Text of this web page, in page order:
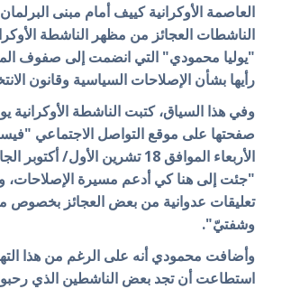
العاصمة الأوكرانية كييف أمام مبنى
الناشطات العجائز من مظهر الناشطة
"يوليا محمودي" التي انضمت إلى صفوف
رأيها بشأن الإصلاحات السياسية وقانون
وفي هذا السياق، كتبت الناشطة الأوكرانية
صفحتها على موقع التواصل الاجتماعي
الأربعاء الموافق 18 تشرين الأول/
"جئت إلى هنا كي أدعم مسيرة الإصلاحات،
تعليقات عدوانية من بعض العجائز
وشفتيّ".
وأضافت محمودي أنه على الرغم من هذا
استطاعت أن تجد بعض الناشطين الذي